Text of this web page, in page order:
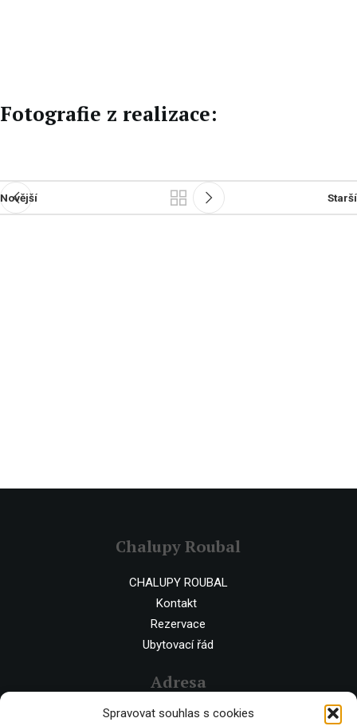
Spravovat souhlas s cookies
Fotografie z realizace:
Novější Starší
Chalupy Roubal
CHALUPY ROUBAL
Kontakt
Rezervace
Ubytovací řád
Adresa
Chalupy: Černý Důl 543 44